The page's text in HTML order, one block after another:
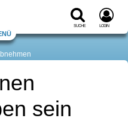
Suche Login
sein